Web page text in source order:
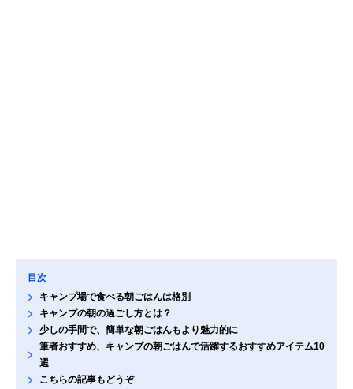
目次
キャンプ場で食べる朝ごはんは格別
キャンプの朝の過ごし方とは？
少しの手間で、簡単な朝ごはんもより魅力的に
筆者おすすめ、キャンプの朝ごはんで活躍するおすすめアイテム10
選
こちらの記事もどうぞ